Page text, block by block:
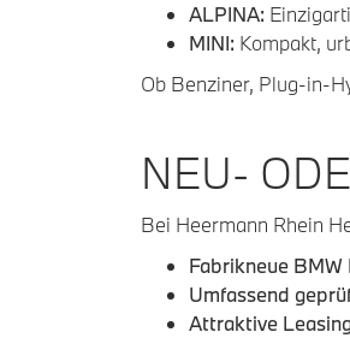
ALPINA:
MINI: Kompakt,
Ob Benziner, Plug-in-
NEU-
Bei Heermann Rhein
Fabrikneue BMW
Umfassend
Attraktive